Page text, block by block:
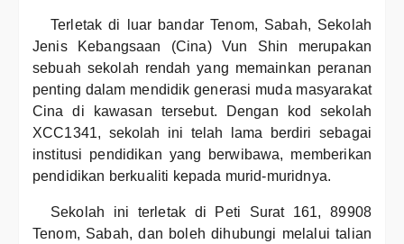
Terletak di luar bandar Tenom, Sabah, Sekolah
Jenis Kebangsaan (Cina) Vun Shin merupakan
sebuah sekolah rendah yang memainkan peranan
penting dalam mendidik generasi muda masyarakat
Cina di kawasan tersebut. Dengan kod sekolah
XCC1341, sekolah ini telah lama berdiri sebagai
institusi pendidikan yang berwibawa, memberikan
pendidikan berkualiti kepada murid-muridnya.
Sekolah ini terletak di Peti Surat 161, 89908
Tenom, Sabah, dan boleh dihubungi melalui talian